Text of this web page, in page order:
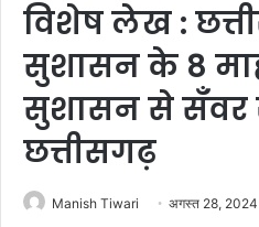
विशेष लेख :
सुशासन के 8
सुशासन से सँवर
छत्तीसगढ़
Manish Tiwari अगस्त 28, 2024